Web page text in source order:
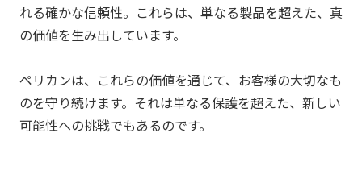
れる確かな信頼性。これらは、単なる製品を超えた、真
の価値を生み出しています。
ペリカンは、これらの価値を通じて、お客様の大切なも
のを守り続けます。それは単なる保護を超えた、新しい
可能性への挑戦でもあるのです。